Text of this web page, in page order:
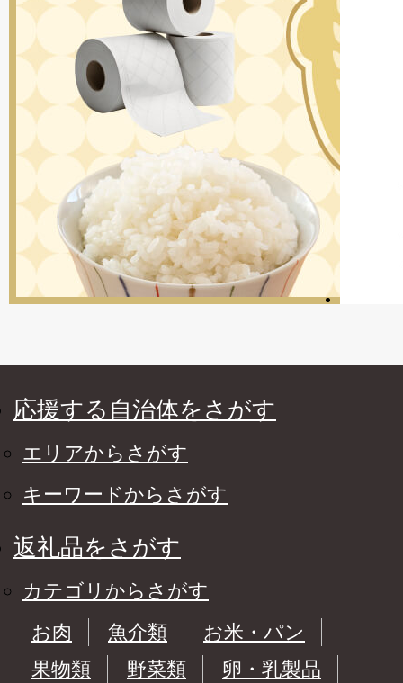
応援する自治体をさがす
エリアからさがす
キーワードからさがす
返礼品をさがす
カテゴリからさがす
お肉
魚介類
お米・パン
果物類
野菜類
卵・乳製品